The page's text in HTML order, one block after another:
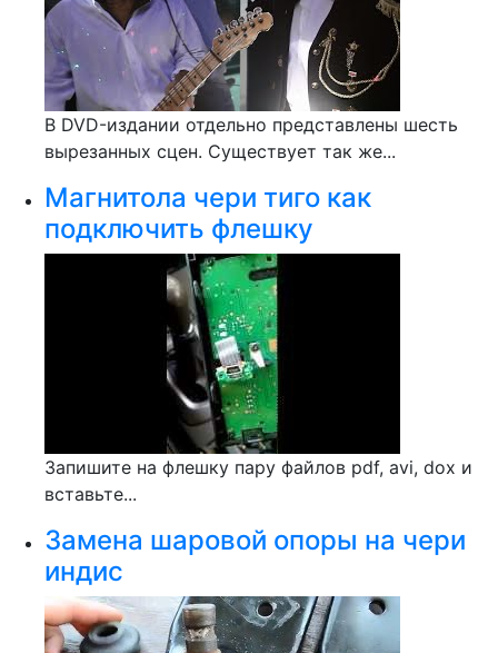
В DVD-издании отдельно представлены шесть
вырезанных сцен. Существует так же...
Магнитола чери тиго как
подключить флешку
Запишите на флешку пару файлов pdf, avi, dox и
вставьте...
Замена шаровой опоры на чери
индис